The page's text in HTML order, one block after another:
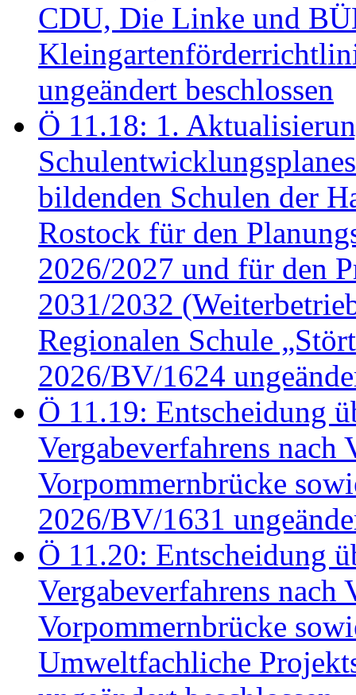
CDU, Die Linke und
ungeändert beschlossen
Ö 11.18: 1.
bildenden Schulen der
Rostock für den
2026/2027 und für den
2031/2032
Regionalen Schule
2026/BV/1624
Ö 11.19: Entscheidung
Vergabeverfahrens
Vorpommernbrücke
2026/BV/1631
Ö 11.20: Entscheidung
Vergabeverfahrens
Vorpommernbrücke
Umweltfachliche